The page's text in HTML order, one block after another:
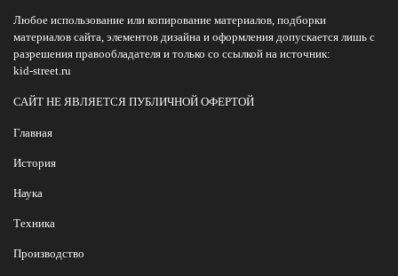
Любое использование или копирование материалов, подборки
материалов сайта, элементов дизайна и оформления допускается лишь с
разрешения правообладателя и только со ссылкой на источник:
kid-street.ru
САЙТ НЕ ЯВЛЯЕТСЯ ПУБЛИЧНОЙ ОФЕРТОЙ
Главная
История
Наука
Техника
Производство